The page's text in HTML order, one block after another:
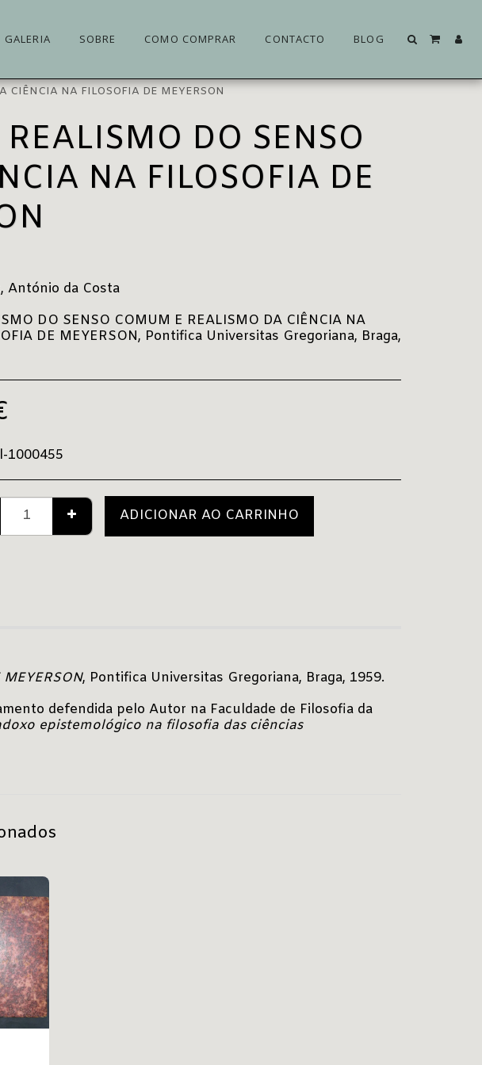
GALERIA SOBRE COMO COMPRAR CONTACTO BLOG
CIÊNCIA NA FILOSOFIA DE MEYERSON
DO SENSO
NA FILOSOFIA DE
António da Costa
DO SENSO COMUM E REALISMO DA CIÊNCIA NA
DE MEYERSON, Pontifica Universitas Gregoriana, Braga,
l-1000455
ADICIONAR AO CARRINHO
, Pontifica Universitas Gregoriana, Braga, 1959.
defendida pelo Autor na Faculdade de Filosofia da
epistemológico na filosofia das ciências